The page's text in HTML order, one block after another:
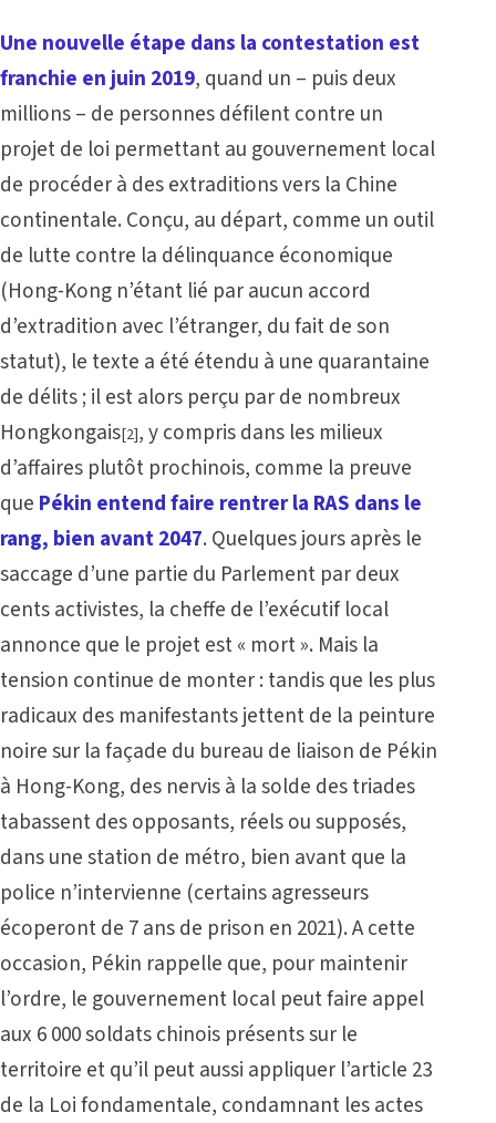
Une nouvelle étape dans la contestation est
franchie en juin 2019, quand un – puis deux
millions – de personnes défilent contre un
projet de loi permettant au gouvernement local
de procéder à des extraditions vers la Chine
continentale. Conçu, au départ, comme un outil
de lutte contre la délinquance économique
(Hong-Kong n’étant lié par aucun accord
d’extradition avec l’étranger, du fait de son
statut), le texte a été étendu à une quarantaine
de délits ; il est alors perçu par de nombreux
Hongkongais[2], y compris dans les milieux
d’affaires plutôt prochinois, comme la preuve
que Pékin entend faire rentrer la RAS dans le
rang, bien avant 2047. Quelques jours après le
saccage d’une partie du Parlement par deux
cents activistes, la cheffe de l’exécutif local
annonce que le projet est « mort ». Mais la
tension continue de monter : tandis que les plus
radicaux des manifestants jettent de la peinture
noire sur la façade du bureau de liaison de Pékin
à Hong-Kong, des nervis à la solde des triades
tabassent des opposants, réels ou supposés,
dans une station de métro, bien avant que la
police n’intervienne (certains agresseurs
écoperont de 7 ans de prison en 2021). A cette
occasion, Pékin rappelle que, pour maintenir
l’ordre, le gouvernement local peut faire appel
aux 6 000 soldats chinois présents sur le
territoire et qu’il peut aussi appliquer l’article 23
de la Loi fondamentale, condamnant les actes